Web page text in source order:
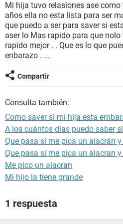
BIENESTAR
SEXUALIDAD
GLOSARIO
Mi hija tuvo relasiones ase
años ella no esta lista para ser
que puedo a ser para saver si
aser lo Mas rapido para que
rapido mejor . . Que es lo que
enbarazo . ...
Compartir
Consulta también:
Como saver si mi hija esta
A los cuántos dias puedo saber
Que pasa si me pica un alacrán
Que pasa si me pica un alacran
Me pico un alacran
Mi hijo la tiene grande
1 respuesta